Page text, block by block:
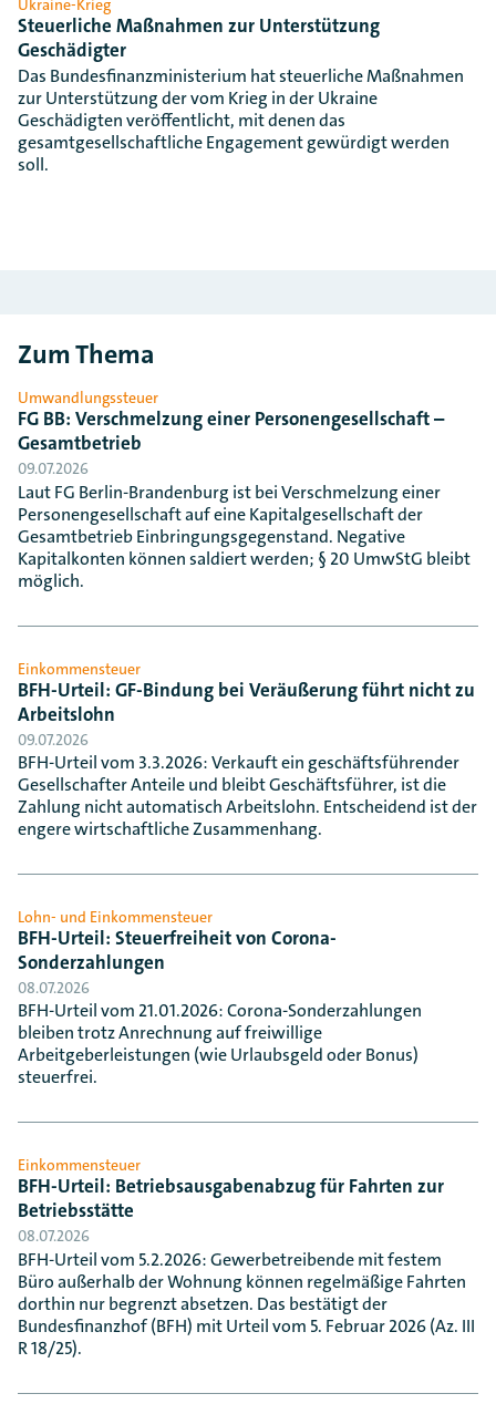
Ukraine-Krieg
Steuerliche Maßnahmen zur Unterstützung
Geschädigter
Das Bundesfinanzministerium hat steuerliche Maßnahmen
zur Unterstützung der vom Krieg in der Ukraine
Geschädigten veröffentlicht, mit denen das
gesamtgesellschaftliche Engagement gewürdigt werden
soll.
Zum Thema
Umwandlungssteuer
FG BB: Verschmelzung einer Personengesellschaft –
Gesamtbetrieb
09.07.2026
Laut FG Berlin-Brandenburg ist bei Verschmelzung einer
Personengesellschaft auf eine Kapitalgesellschaft der
Gesamtbetrieb Einbringungsgegenstand. Negative
Kapitalkonten können saldiert werden; § 20 UmwStG bleibt
möglich.
Einkommensteuer
BFH-Urteil: GF-Bindung bei Veräußerung führt nicht zu
Arbeitslohn
09.07.2026
BFH-Urteil vom 3.3.2026: Verkauft ein geschäftsführender
Gesellschafter Anteile und bleibt Geschäftsführer, ist die
Zahlung nicht automatisch Arbeitslohn. Entscheidend ist der
engere wirtschaftliche Zusammenhang.
Lohn- und Einkommensteuer
BFH-Urteil: Steuerfreiheit von Corona-
Sonderzahlungen
08.07.2026
BFH-Urteil vom 21.01.2026: Corona-Sonderzahlungen
bleiben trotz Anrechnung auf freiwillige
Arbeitgeberleistungen (wie Urlaubsgeld oder Bonus)
steuerfrei.
Einkommensteuer
BFH-Urteil: Betriebsausgabenabzug für Fahrten zur
Betriebsstätte
08.07.2026
BFH-Urteil vom 5.2.2026: Gewerbetreibende mit festem
Büro außerhalb der Wohnung können regelmäßige Fahrten
dorthin nur begrenzt absetzen. Das bestätigt der
Bundesfinanzhof (BFH) mit Urteil vom 5. Februar 2026 (Az. III
R 18/25).